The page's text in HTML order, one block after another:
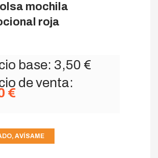
mochila
roja
base: 3,50 €
de venta:
€
AVÍSAME